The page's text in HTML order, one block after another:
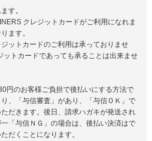
す。
クレジットカードがご利用になれま
ます。
ットカードのご利用は承っておりませ
ットカードであっても承ることは出来ませ
円のお客様ご負担で後払いにする方法で
、「与信審査」があり、「与信ＯＫ」で
だきます。後日、請求ハガキが発送され
「与信ＮＧ」の場合は、後払い決済はで
だくことになります。